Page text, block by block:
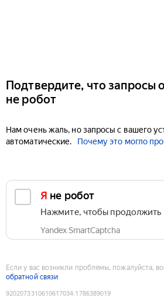
Подтвердите, что запросы
не робот
Нам очень жаль, но запросы с вашего
автоматические.
Почему это могло
Я не робот
Нажмите, чтобы продолжить
Yandex SmartCaptcha
Если у вас возникли проблемы, пожалуйста,
обратной связи
9202073310610617034:1786389019